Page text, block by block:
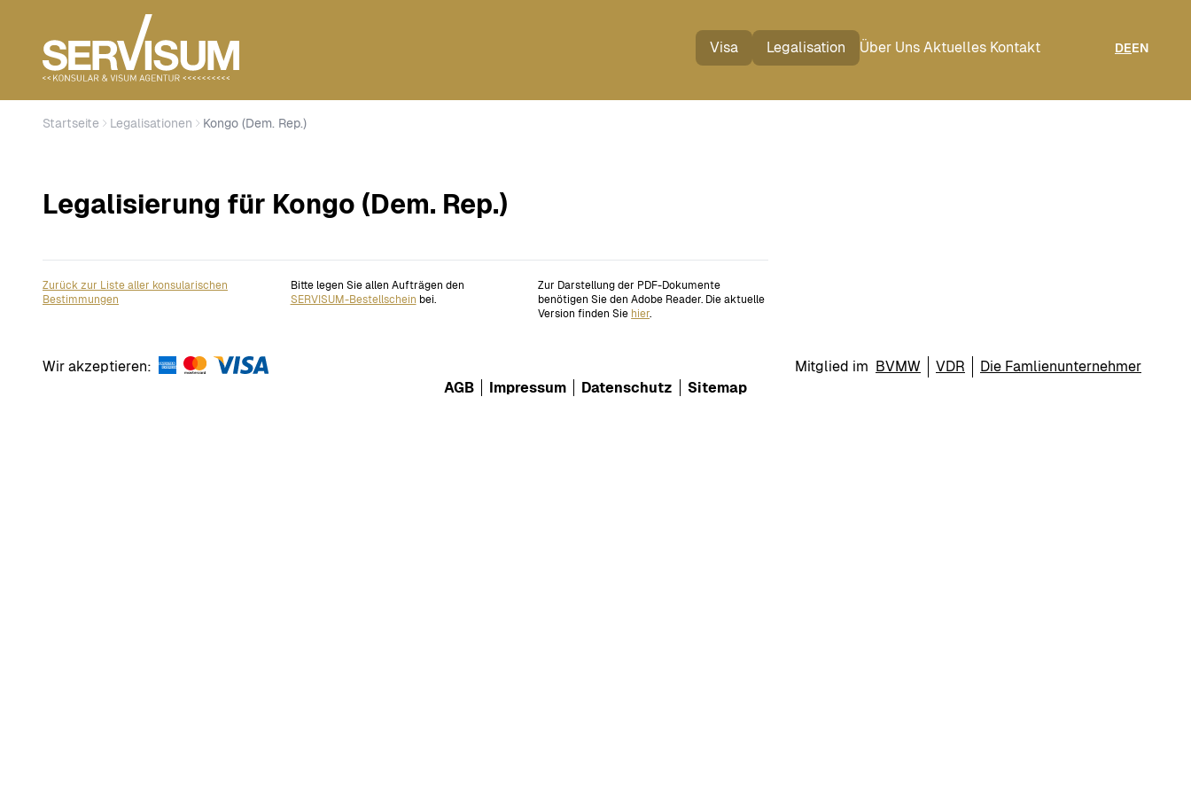
Visa Legalisation Über Uns Aktuelles Kontakt DEEN
Startseite Legalisationen Kongo (Dem. Rep.)
Legalisierung für Kongo (Dem. Rep.)
Zurück zur Liste aller konsularischen
Bestimmungen
Bitte legen Sie allen Aufträgen den
SERVISUM-Bestellschein bei.
Zur Darstellung der PDF-Dokumente
benötigen Sie den Adobe Reader. Die aktuelle
Version finden Sie hier.
Wir akzeptieren: Mitglied im BVMW VDR
Die Famlienunternehmer
AGB
Impressum Datenschutz Sitemap